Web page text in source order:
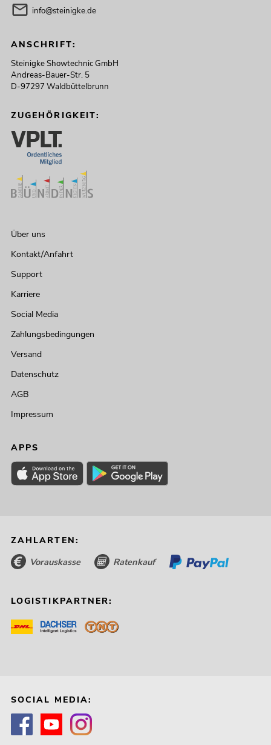
info@steinigke.de
ANSCHRIFT:
Steinigke Showtechnic GmbH
Andreas-Bauer-Str. 5
D-97297 Waldbüttelbrunn
ZUGEHÖRIGKEIT:
Über uns
Kontakt/Anfahrt
Support
Karriere
Social Media
Zahlungsbedingungen
Versand
Datenschutz
AGB
Impressum
APPS
ZAHLARTEN:
Vorauskasse Ratenkauf
LOGISTIKPARTNER:
SOCIAL MEDIA: